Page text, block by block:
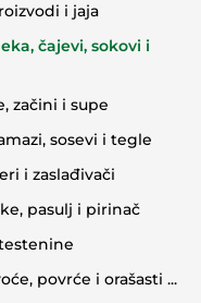
i jaja
čajevi, sokovi i
začini i supe
sosevi i tegle
i zaslađivači
pasulj i pirinač
povrće i orašasti ...